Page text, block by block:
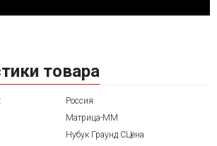
товара
Россия
Матрица-ММ
Нубук Граунд СЦена